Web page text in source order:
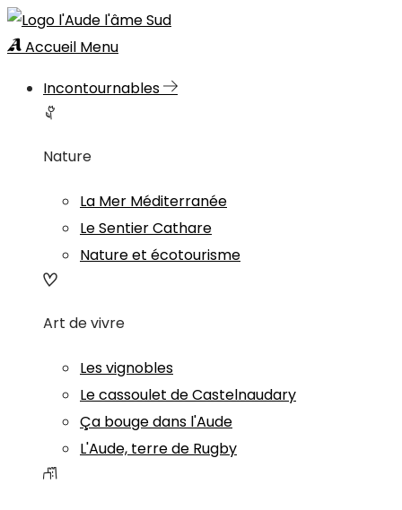
Accueil Menu
Incontournables
Nature
La Mer Méditerranée
Le Sentier Cathare
Nature et écotourisme
Art de vivre
Les vignobles
Le cassoulet de Castelnaudary
Ça bouge dans l'Aude
L'Aude, terre de Rugby